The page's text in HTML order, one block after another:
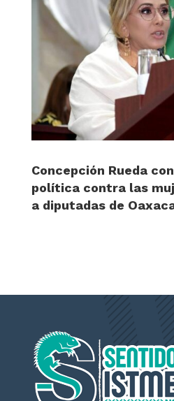
Concepción Rueda
política contra las
a diputadas de